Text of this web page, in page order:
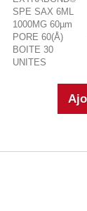
SPE SAX 6ML
1000MG 60µm
PORE 60(Å)
BOITE 30
UNITES